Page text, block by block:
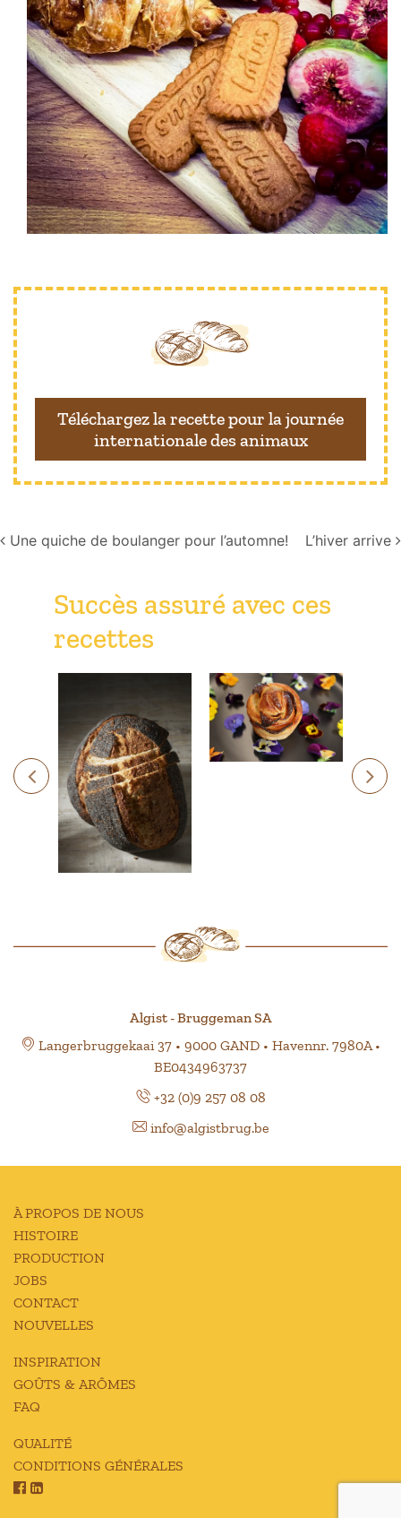
Téléchargez la recette pour la journée
internationale des animaux
Navigation
Une quiche de boulanger pour l’automne! L’hiver arrive
Succès assuré avec ces
recettes
Algist - Bruggeman SA
Langerbruggekaai 37 • 9000 GAND • Havennr. 7980A •
BE0434963737
+32 (0)9 257 08 08
info@algistbrug.be
À PROPOS DE NOUS
HISTOIRE
PRODUCTION
JOBS
CONTACT
NOUVELLES
INSPIRATION
GOÛTS & ARÔMES
FAQ
QUALITÉ
CONDITIONS GÉNÉRALES